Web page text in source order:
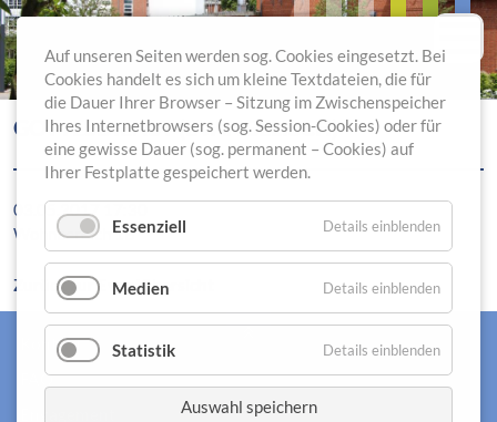
GOTTESDIENST (EVANGELISCH)
03.05.2017 17:30
Wohnbereich 1B
Zurück zur Eventübersicht
Kontakt
FAQ
Auf unseren Seiten werden sog. Cookies eingesetzt. Bei
Cookies handelt es sich um kleine Textdateien, die für
die Dauer Ihrer Browser – Sitzung im Zwischenspeicher
Ihres Internetbrowsers (sog. Session-Cookies) oder für
eine gewisse Dauer (sog. permanent – Cookies) auf
Ihrer Festplatte gespeichert werden.
Essenziell Details einblenden
Medien Details einblenden
Statistik Details einblenden
Auswahl speichern